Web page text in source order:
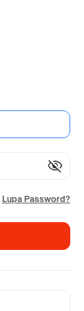
visibility_off
Lupa Password?